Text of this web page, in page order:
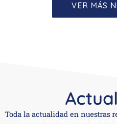
VER MÁS
Toda la actualidad en nuestras